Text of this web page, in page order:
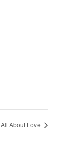
All About Love